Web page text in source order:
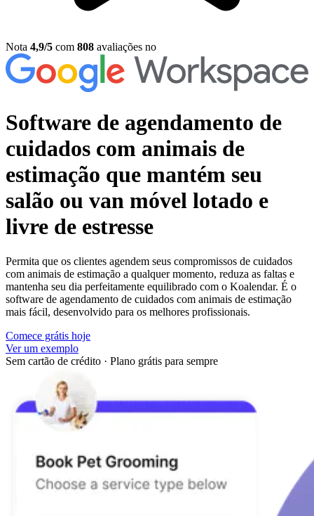
Nota 4,9/5 com 808 avaliações no
Software de agendamento de
cuidados com animais de
estimação que mantém seu
salão ou van móvel lotado e
livre de estresse
Permita que os clientes agendem seus compromissos de cuidados
com animais de estimação a qualquer momento, reduza as faltas e
mantenha seu dia perfeitamente equilibrado com o Koalendar. É o
software de agendamento de cuidados com animais de estimação
mais fácil, desenvolvido para os melhores profissionais.
Comece grátis hoje
Ver um exemplo
Sem cartão de crédito · Plano grátis para sempre